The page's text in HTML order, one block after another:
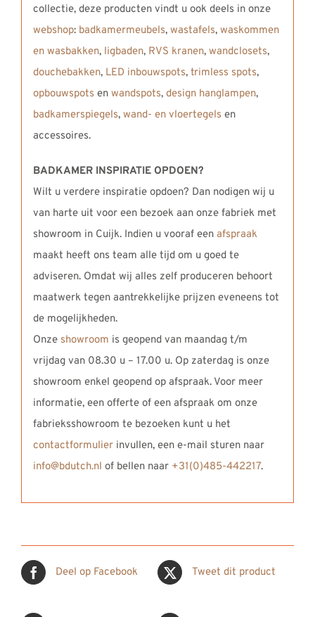
collectie, deze producten vindt u ook deels in onze
webshop: badkamermeubels, wastafels, waskommen
en wasbakken, ligbaden, RVS kranen, wandclosets,
douchebakken, LED inbouwspots, trimless spots,
opbouwspots en wandspots, design hanglampen,
badkamerspiegels, wand- en vloertegels en
accessoires.
BADKAMER INSPIRATIE OPDOEN?
Wilt u verdere inspiratie opdoen? Dan nodigen wij u
van harte uit voor een bezoek aan onze fabriek met
showroom in Cuijk. Indien u vooraf een afspraak
maakt heeft ons team alle tijd om u goed te
adviseren. Omdat wij alles zelf produceren behoort
maatwerk tegen aantrekkelijke prijzen eveneens tot
de mogelijkheden.
Onze showroom is geopend van maandag t/m
vrijdag van 08.30 u – 17.00 u. Op zaterdag is onze
showroom enkel geopend op afspraak. Voor meer
informatie, een offerte of een afspraak om onze
fabrieksshowroom te bezoeken kunt u het
contactformulierinvullen, een e-mail sturen naar
info@bdutch.nl of bellen naar +31(0)485-442217.
Deel op Facebook Tweet dit product